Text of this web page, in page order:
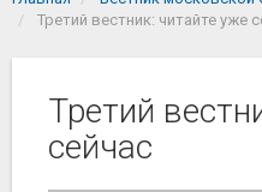
Третий вестник: читайте уже
Третий
сейчас